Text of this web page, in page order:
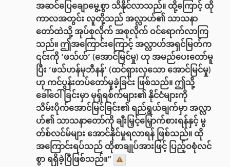
အဆင်ပြေချောမွေ့စွာ သိနိုင်လာသည်။ ထို့ကြောင့် ထို
ကာလအတွင်း လူတို့သည် အလ္လာဟ်၏ သာသနာ
တော်ထဲသို့ အုပ်စုလိုက် အစုလိုက် ဝင်ရောက်လာကြ
သည်။ ဤအကြောင်းကြောင့် အလ္လာဟ်အရှင်မြတ်က
၎င်းကို ‘ဖသ်ဟ်’ (အောင်မြင်မှု) ဟု အမည်ပေးတော်မူ
ပြီး ‘ဖသ်ဟန်မုဘီနန်’ (ထင်ရှားလှသော အောင်မြင်မှု)
ဟု ကင်ပွန်းတပ်တော်မူခဲ့ခြင်း ဖြစ်သည်။ ဤသို့
ခေါ်ဝေါ်ခြင်းမှာ မုရှ်ရစ်က်များ၏ နိုင်ငံများကို
သိမ်းပိုက်အောင်မြင်ခြင်း၏ ရည်ရွယ်ချက်မှာ အလ္လာ
ဟ်၏ သာသနာတော်ကို ချီးမြှင့်မြှောက်စားရန်နှင့် မွ
တ်စ်လင်မ်များ အောင်နိုင်မှုရလာရန် ဖြစ်သည်။ ထို
အကြောင်းရပ်သည် ထိုစာချုပ်အားဖြင့် ပြည့်ဝစုံလင်
စွာ ရရှိခဲ့ပြီဖြစ်သည်။”